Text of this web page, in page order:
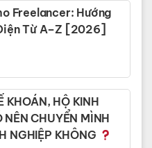
Freelancer: Hướng
Từ A–Z [2026]
KHOÁN, HỘ KINH
NÊN CHUYỂN MÌNH
NGHIỆP KHÔNG